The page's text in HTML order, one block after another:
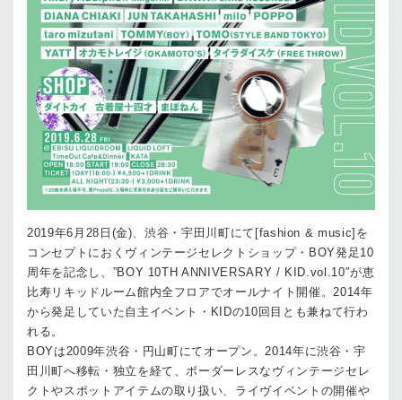
2019年6月28日(金)、渋谷・宇田川町にて[fashion & music]を
コンセプトにおくヴィンテージセレクトショップ・BOY発足10
周年を記念し、”BOY 10TH ANNIVERSARY / KID.vol.10″が恵
比寿リキッドルーム館内全フロアでオールナイト開催。2014年
から発足していた自主イベント・KIDの10回目とも兼ねて行わ
れる。
BOYは2009年渋谷・円山町にてオープン。2014年に渋谷・宇
田川町へ移転・独立を経て、ボーダーレスなヴィンテージセレ
クトやスポットアイテムの取り扱い、ライヴイベントの開催や